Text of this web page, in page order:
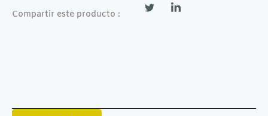
Compartir este producto :